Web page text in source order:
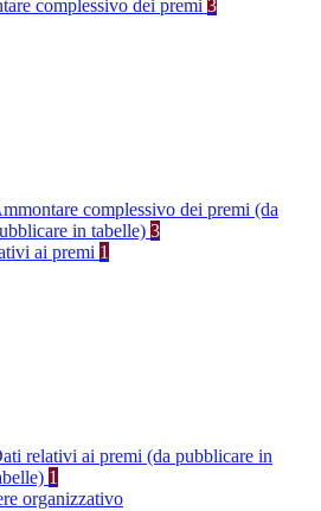
complessivo dei premi 3
complessivo dei premi (da
in tabelle) 3
ai premi 1
relativi ai premi (da pubblicare in
1
organizzativo